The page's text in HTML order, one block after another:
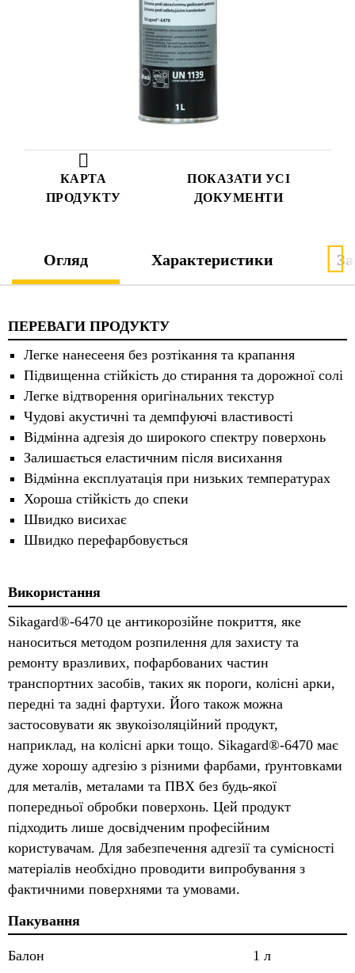
КАРТА
ПРОДУКТУ
ПОКАЗАТИ УСІ
ДОКУМЕНТИ
Огляд Характеристики
ПЕРЕВАГИ ПРОДУКТУ
Легке нанесееня без розтікання та крапання
Підвищенна стійкість до стирання та дорожної солі
Легке відтворення оригінальних текстур
Чудові акустичні та демпфуючі властивості
Відмінна адгезія до широкого спектру поверхонь
Залишається еластичним після висихання
Відмінна експлуатація при низьких температурах
Хороша стійкість до спеки
Швидко висихає
Швидко перефарбовується
Використання
Sikagard®-6470 це антикорозійне покриття, яке
наноситься методом розпилення для захисту та
ремонту вразливих, пофарбованих частин
транспортних засобів, таких як пороги, колісні арки,
передні та задні фартухи. Його також можна
застосовувати як звукоізоляційний продукт,
наприклад, на колісні арки тощо. Sikagard®-6470 має
дуже хорошу адгезію з різними фарбами, ґрунтовками
для металів, металами та ПВХ без будь-якої
попередньої обробки поверхонь. Цей продукт
підходить лише досвідченим професійним
користувачам. Для забезпечення адгезії та сумісності
матеріалів необхідно проводити випробування з
фактичними поверхнями та умовами.
Пакування
Балон 1 л